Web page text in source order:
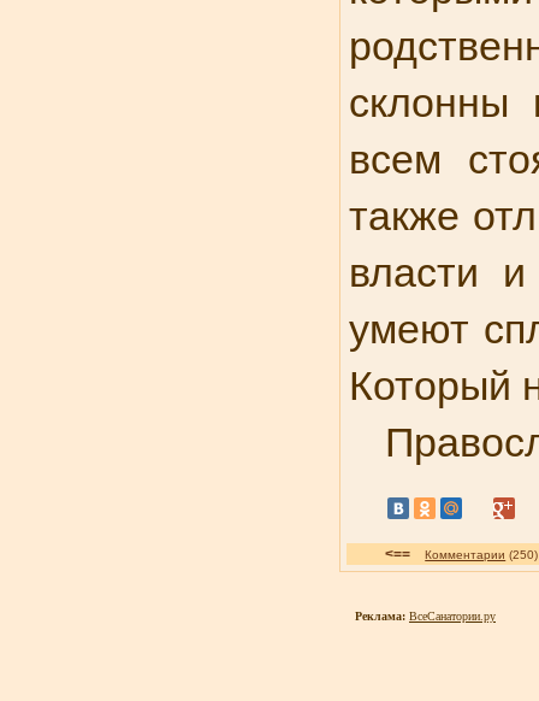
склонны
всем
также
власти
умеют
Который
<== Комментарии
Реклама: ВсеСанатории.ру